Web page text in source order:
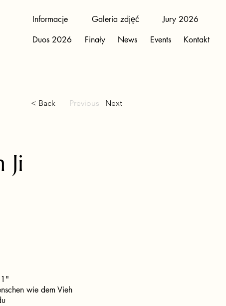
Informacje Galeria zdjęć
Jury 2026
Duos 2026
Finały News Events Kontakt
< Back Previous Next
wie dem Vieh